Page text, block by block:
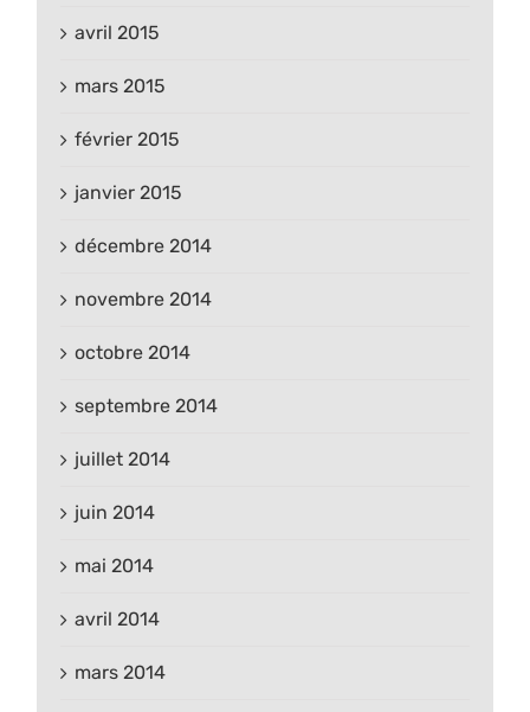
avril 2015
mars 2015
février 2015
janvier 2015
décembre 2014
novembre 2014
octobre 2014
septembre 2014
juillet 2014
juin 2014
mai 2014
avril 2014
mars 2014